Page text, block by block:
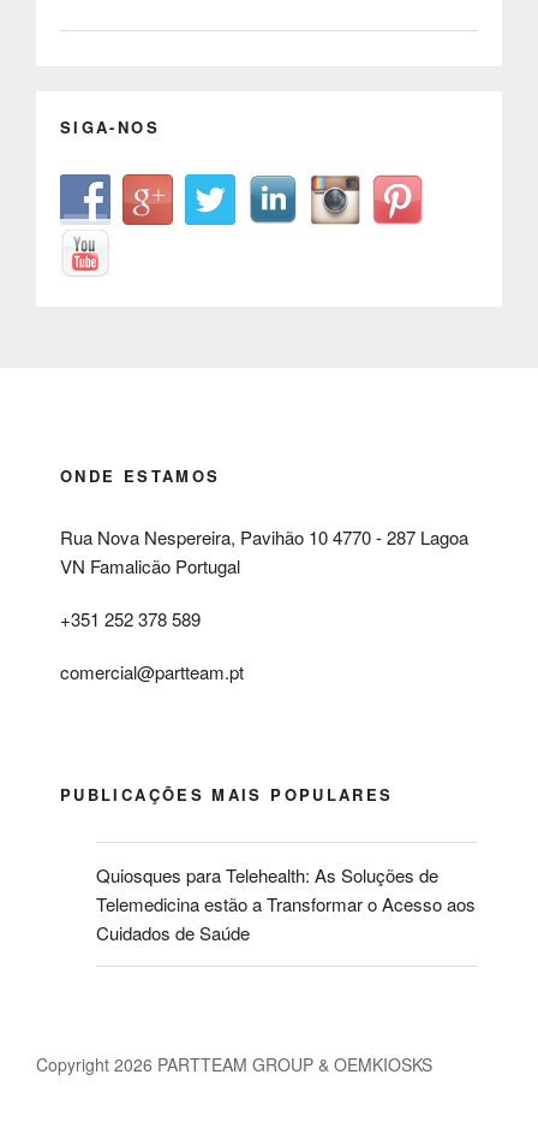
SIGA-NOS
ONDE ESTAMOS
Rua Nova Nespereira, Pavihão 10 4770 - 287 Lagoa
VN Famalicão Portugal
+351 252 378 589
comercial@partteam.pt
PUBLICAÇÕES MAIS POPULARES
Quiosques para Telehealth: As Soluções de
Telemedicina estão a Transformar o Acesso aos
Cuidados de Saúde
Copyright 2026 PARTTEAM GROUP & OEMKIOSKS